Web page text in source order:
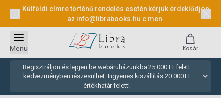
Külföldi címre történő rendelés esetén kérjük érdeklődjön
az info@librabooks.hu címen.
Regisztráljon és lépjen be webáruházunkba 25.000 Ft felett
kedvezményben részesülhet. Ingyenes kiszállítás 20.000 Ft
értékhatár felett!
Menü Kosár